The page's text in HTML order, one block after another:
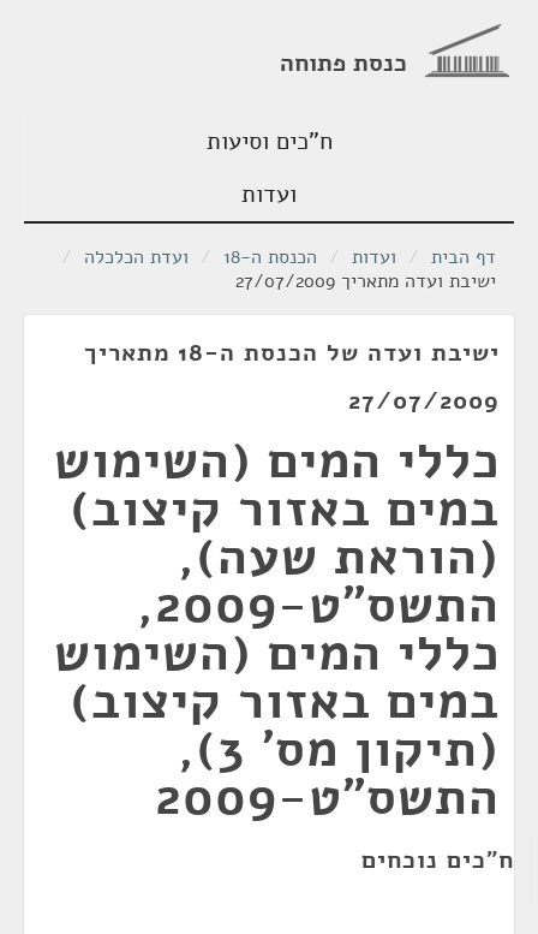
כנסת פתוחה
ח"כים וסיעות
ועדות
דף הבית / ועדות / הכנסת ה-18 / ועדת הכלכלה /
ישיבת ועדה מתאריך 27/07/2009
ישיבת ועדה של הכנסת ה-18 מתאריך
27/07/2009
כללי המים (השימוש
במים באזור קיצוב)
(הוראת שעה),
התשס"ט-2009,
כללי המים (השימוש
במים באזור קיצוב)
(תיקון מס' 3),
התשס"ט-2009
ח"כים נוכחים